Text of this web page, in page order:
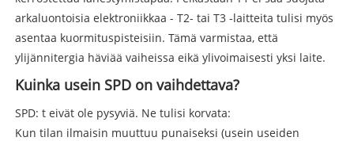
arkaluontoisia elektroniikkaa - T2- tai T3 -laitteita tulisi myös
asentaa kuormituspisteisiin. Tämä varmistaa, että
ylijännitergia häviää vaiheissa eikä ylivoimaisesti yksi laite.
Kuinka usein SPD on vaihdettava?
SPD: t eivät ole pysyviä. Ne tulisi korvata:
Kun tilan ilmaisin muuttuu punaiseksi (usein useiden